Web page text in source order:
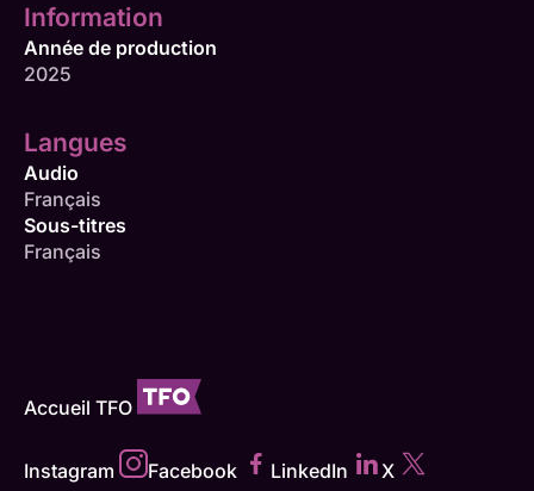
Information
Année de production
2025
Langues
Audio
Français
Sous-titres
Français
Accueil TFO
Instagram Facebook LinkedIn X